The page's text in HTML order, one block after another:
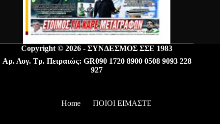
Copyright © 2026 - ΣΥΝΔΕΣΜΟΣ ΣΣΕ 1983
Αρ. Λογ. Τρ. Πειραιώς: GR090 1720 8900 0508 9093 228
927
Home ΠΟΙΟΙ ΕΙΜΑΣΤΕ